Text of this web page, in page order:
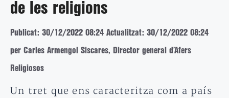
de les religions
Publicat: 30/12/2022 08:24 Actualitzat: 30/12/2022 08:24
per Carles Armengol Siscares, Director general d’Afers
Religiosos
Un tret que ens caracteritza com a país